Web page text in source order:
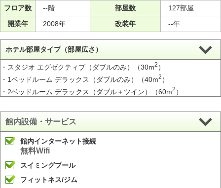
フロア数 --階 部屋数
127部屋
開業年
2008年 改装年 --年
ホテル部屋タイプ（部屋広さ）
・スタジオ エグゼクティブ（ダブルのみ）（30m2 ）
・1ベッドルーム デラックス（ダブルのみ）（40m2 ）
・2ベッドルーム デラックス（ダブル＋ツイン）（60m2 ）
館内設備・サービス
館内インターネット接続
無料Wifi
スイミングプール
フィットネス/ジム